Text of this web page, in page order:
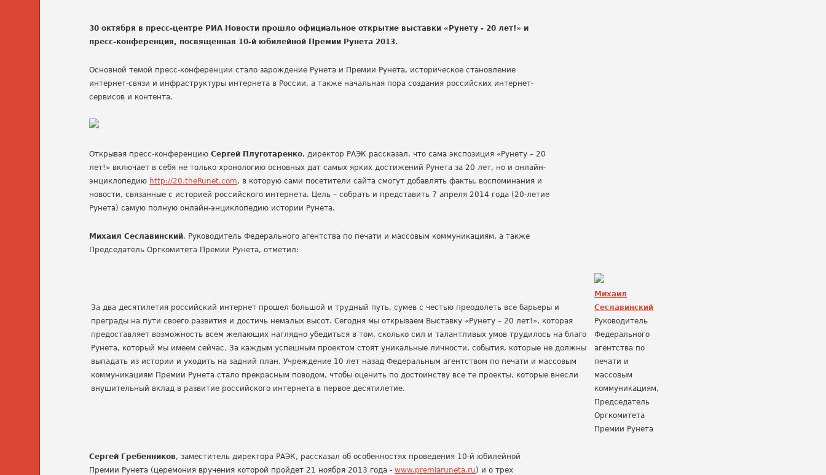
30 октября в пресс-центре РИА Новости прошло официальное открытие выставки «Рунету - 20 лет!» и
пресс-конференция, посвященная 10-й юбилейной Премии Рунета 2013.
Основной темой пресс-конференции стало зарождение Рунета и Премии Рунета, историческое становление
интернет-связи и инфраструктуры интернета в России, а также начальная пора создания российских интернет-
сервисов и контента.
Открывая пресс-конференциюСергей Плуготаренко, директор РАЭК рассказал, что сама экспозиция «Рунету – 20
лет!» включает в себя не только хронологию основных дат самых ярких достижений Рунета за 20 лет, но и онлайн-
энциклопедию http://20.theRunet.com, в которую сами посетители сайта смогут добавлять факты, воспоминания и
новости, связанные с историей российского интернета. Цель – собрать и представить 7 апреля 2014 года (20-летие
Рунета) самую полную онлайн-энциклопедию истории Рунета.
Михаил Сеславинский, Руководитель Федерального агентства по печати и массовым коммуникациям, а также
Председатель Оргкомитета Премии Рунета, отметил:
За два десятилетия российский интернет прошел большой и трудный путь, сумев с честью преодолеть все барьеры и
преграды на пути своего развития и достичь немалых высот. Сегодня мы открываем Выставку «Рунету – 20 лет!», которая
предоставляет возможность всем желающих наглядно убедиться в том, сколько сил и талантливых умов трудилось на благо
Рунета, который мы имеем сейчас. За каждым успешным проектом стоят уникальные личности, события, которые не должны
выпадать из истории и уходить на задний план. Учреждение 10 лет назад Федеральным агентством по печати и массовым
коммуникациям Премии Рунета стало прекрасным поводом, чтобы оценить по достоинству все те проекты, которые внесли
внушительный вклад в развитие российского интернета в первое десятилетие.
Михаил
Сеславинский
Руководитель
Федерального
агентства по
печати и
массовым
коммуникациям,
Председатель
Оргкомитета
Премии Рунета
Сергей Гребенников, заместитель директора РАЭК, рассказал об особенностях проведения 10-й юбилейной
Премии Рунета (церемония вручения которой пройдет 21 ноября 2013 года -www.premiaruneta.ru) и о трех